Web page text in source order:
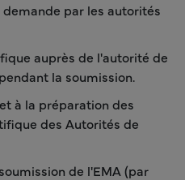
par les autorités
auprès de l'autorité de
la soumission.
à la préparation des
des Autorités de
de l'EMA (par